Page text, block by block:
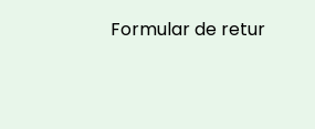
Formular de retur